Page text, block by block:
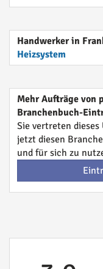
Handwerker in
Heizsystem
Mehr Aufträge von
Branchenbuch-
Sie vertreten
jetzt diesen
und für sich zu